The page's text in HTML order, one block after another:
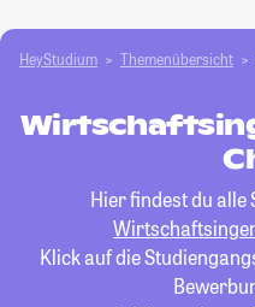
HeyStudium Themenübersicht
Hier findest du alle
Klick auf die